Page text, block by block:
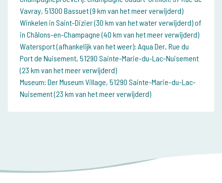
Vavray, 51300 Bassuet (9 km van het meer verwijderd)
Winkelen in Saint-Dizier (30 km van het water verwijderd) of
in Châlons-en-Champagne (40 km van het meer verwijderd)
Watersport (afhankelijk van het weer): Aqua Der, Rue du
Port de Nuisement, 51290 Sainte-Marie-du-Lac-Nuisement
(23 km van het meer verwijderd)
Museum: Der Museum Village, 51290 Sainte-Marie-du-Lac-
Nuisement (23 km van het meer verwijderd)